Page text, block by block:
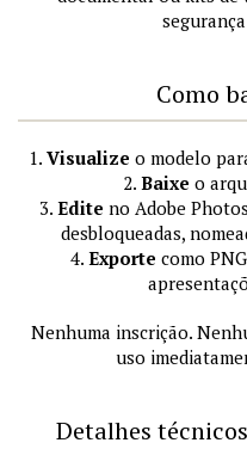
Como
1. Visualize o modelo
2. Baixe o
3. Edite no Adobe
desbloqueadas,
4. Exporte como
Nenhuma inscrição.
uso
Detalhes